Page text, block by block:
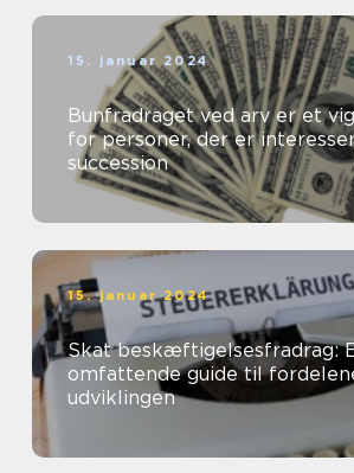
15. januar 2024
Bunfradraget ved arv er et
for personer, der er
succession
15. januar 2024
Skat beskæftigelsesfradrag:
omfattende guide til
udviklingen